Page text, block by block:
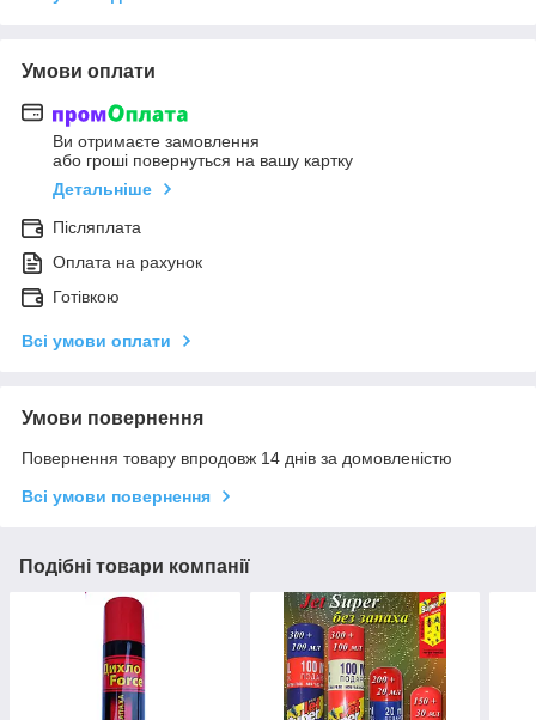
Умови оплати
Ви отримаєте замовлення
або гроші повернуться на вашу картку
Детальніше
Післяплата
Оплата на рахунок
Готівкою
Всі умови оплати
Умови повернення
Повернення товару впродовж 14 днів за домовленістю
Всі умови повернення
Подібні товари компанії